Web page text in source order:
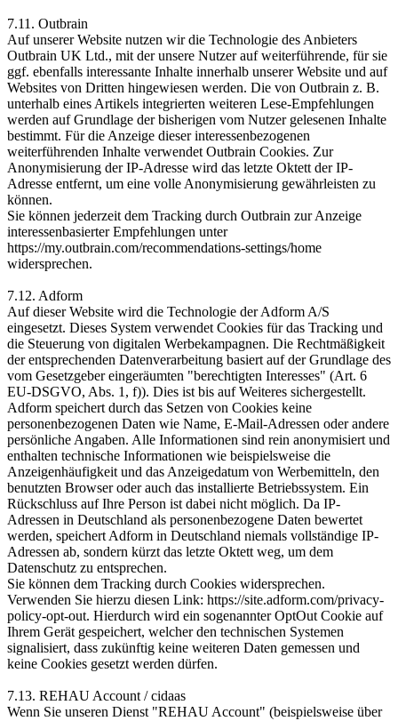
7.11. Outbrain
Auf unserer Website nutzen wir die Technologie des Anbieters
Outbrain UK Ltd., mit der unsere Nutzer auf weiterführende, für sie
ggf. ebenfalls interessante Inhalte innerhalb unserer Website und auf
Websites von Dritten hingewiesen werden. Die von Outbrain z. B.
unterhalb eines Artikels integrierten weiteren Lese-Empfehlungen
werden auf Grundlage der bisherigen vom Nutzer gelesenen Inhalte
bestimmt. Für die Anzeige dieser interessenbezogenen
weiterführenden Inhalte verwendet Outbrain Cookies. Zur
Anonymisierung der IP-Adresse wird das letzte Oktett der IP-
Adresse entfernt, um eine volle Anonymisierung gewährleisten zu
können.
Sie können jederzeit dem Tracking durch Outbrain zur Anzeige
interessenbasierter Empfehlungen unter
https://my.outbrain.com/recommendations-settings/home
widersprechen.
7.12. Adform
Auf dieser Website wird die Technologie der Adform A/S
eingesetzt. Dieses System verwendet Cookies für das Tracking und
die Steuerung von digitalen Werbekampagnen. Die Rechtmäßigkeit
der entsprechenden Datenverarbeitung basiert auf der Grundlage des
vom Gesetzgeber eingeräumten "berechtigten Interesses" (Art. 6
EU-DSGVO, Abs. 1, f)). Dies ist bis auf Weiteres sichergestellt.
Adform speichert durch das Setzen von Cookies keine
personenbezogenen Daten wie Name, E-Mail-Adressen oder andere
persönliche Angaben. Alle Informationen sind rein anonymisiert und
enthalten technische Informationen wie beispielsweise die
Anzeigenhäufigkeit und das Anzeigedatum von Werbemitteln, den
benutzten Browser oder auch das installierte Betriebssystem. Ein
Rückschluss auf Ihre Person ist dabei nicht möglich. Da IP-
Adressen in Deutschland als personenbezogene Daten bewertet
werden, speichert Adform in Deutschland niemals vollständige IP-
Adressen ab, sondern kürzt das letzte Oktett weg, um dem
Datenschutz zu entsprechen.
Sie können dem Tracking durch Cookies widersprechen.
Verwenden Sie hierzu diesen Link: https://site.adform.com/privacy-
policy-opt-out. Hierdurch wird ein sogenannter OptOut Cookie auf
Ihrem Gerät gespeichert, welcher den technischen Systemen
signalisiert, dass zukünftig keine weiteren Daten gemessen und
keine Cookies gesetzt werden dürfen.
7.13. REHAU Account / cidaas
Wenn Sie unseren Dienst "REHAU Account" (beispielsweise über